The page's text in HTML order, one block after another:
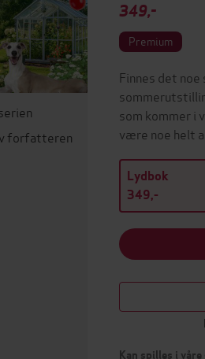
forfatteren
349,-
Premium
Finnes det
som kommer i
være noe helt
Lydbok
349,-
Kan spilles i